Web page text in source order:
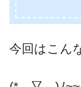
今回はこん